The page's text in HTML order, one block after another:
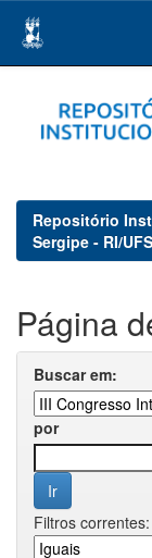
navigation
Repositório
Sergipe - RI/UFS
Página
Buscar em:
por
Filtros correntes: